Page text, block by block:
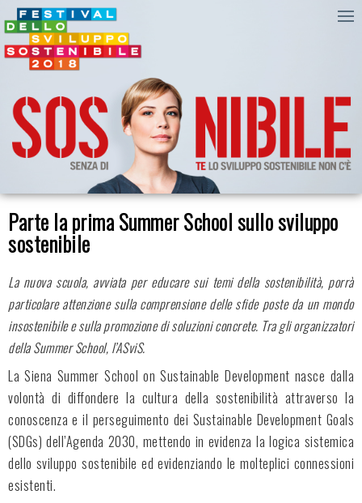
Parte la prima Summer School sullo sviluppo
sostenibile
La nuova scuola, avviata per educare sui temi della sostenibilità, porrà
particolare attenzione sulla comprensione delle sfide poste da un mondo
insostenibile e sulla promozione di soluzioni concrete. Tra gli organizzatori
della Summer School, l’ASviS.
La Siena Summer School on Sustainable Development nasce dalla
volontà di diffondere la cultura della sostenibilità attraverso la
conoscenza e il perseguimento dei Sustainable Development Goals
(SDGs) dell’Agenda 2030, mettendo in evidenza la logica sistemica
dello sviluppo sostenibile ed evidenziando le molteplici connessioni
esistenti.